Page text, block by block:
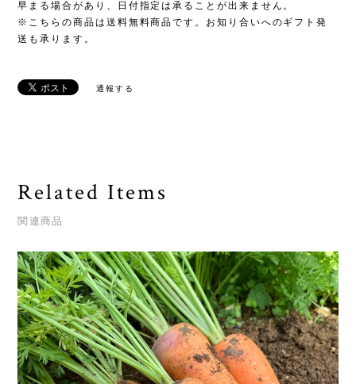
早まる場合があり、日付指定は承ることが出来ません。
※こちらの商品は送料無料商品です。お知り合いへのギフト発
送も承ります。
通報する
Related Items
関連商品